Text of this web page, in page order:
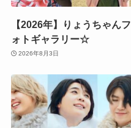
【2026年】りょうちゃんフ
ォトギャラリー☆
2026年8月3日